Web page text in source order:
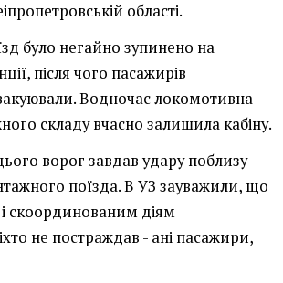
області.
було негайно зупинено на
після чого пасажирів
Водночас локомотивна
складу вчасно залишила кабіну.
ворог завдав удару поблизу
поїзда. В УЗ зауважили, що
скоординованим діям
не постраждав - ані пасажири,